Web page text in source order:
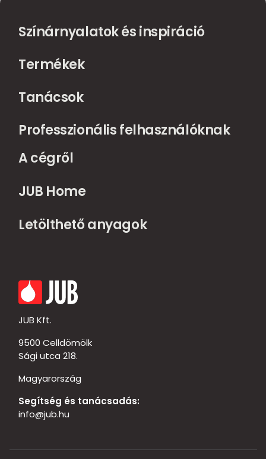
Színárnyalatok és inspiráció
Termékek
Tanácsok
Professzionális felhasználóknak
A cégről
JUB Home
Letölthető anyagok
JUB Kft.
9500 Celldömölk
Sági utca 218.
Magyarország
Segítség és tanácsadás:
info@jub.hu